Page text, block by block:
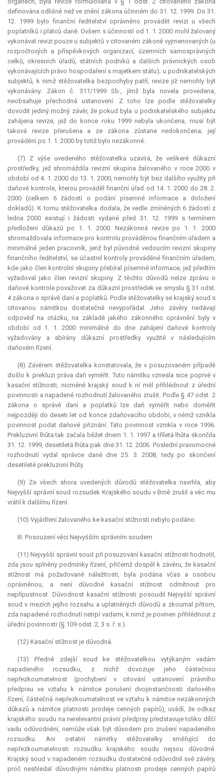
definována odlišně než ve znění zákona účinném do 31. 12. 1999. Do 31.
12. 1999 bylo finanční ředitelství oprávněno provádět revizi u všech
poplatníků i plátců daně. Ovšem s účinností od 1. 1. 2000 mohl žalovaný
vykonávat revizi pouze u subjektů v citovaném zákoně vyjmenovaných (u
rozpočtových a příspěvkových organizací, územních samosprávných
celků, okresních úřadů, státních podniků a dalších právnických osob
vykonávajících právo hospodaření s majetkem státu); u podnikatelských
subjektů, k nimž stěžovatelka bezpochyby patří, revize již nemohly být
vykonávány. Zákon č. 311/1999 Sb., jímž byla novela provedena,
neobsahuje přechodná ustanovení. Z toho lze podle stěžovatelky
dovodit jediný možný závěr, že pokud byla u podnikatelského subjektu
zahájena revize, jež do konce roku 1999 nebyla ukončena, musí být
taková revize přerušena a ze zákona zůstane nedokončena; její
provádění po 1. 1. 2000 by totiž bylo nezákonné.
(7) Z výše uvedeného stěžovatelka uzavírá, že veškeré důkazní
prostředky, jež shromáždila revizní skupina žalovaného v roce 2000 v
období od 4. 1. 2000 do 13. 1. 2000, nemohly být bez dalšího využity při
daňové kontrole, kterou prováděl finanční úřad od 14. 1. 2000 do 28. 2.
2000 (celkem 6 žádostí o podání písemné informace a doložení
dokladů). K tomu stěžovatelka dodala, že vedle zmíněných 6 žádostí z
ledna 2000 existují i žádosti vydané před 31. 12. 1999 s termínem
předložení důkazů po 1. 1. 2000. Nezákonná revize po 1. 1. 2000
shromažďovala informace pro kontrolu prováděnou finančním úřadem a
minimálně jeden pracovník, jenž byl původně vedoucím revizní skupiny
finančního ředitelství, se účastnil kontroly prováděné finančním úřadem,
kde jako člen kontrolní skupiny přebíral písemné informace, jež předtím
vyžadoval jako člen revizní skupiny. Z těchto důvodů nelze zprávu o
daňové kontrole považovat za důkazní prostředek ve smyslu § 31 odst.
4 zákona o správě daní a poplatků. Podle stěžovatelky se krajský soud s
citovanou námitkou dostatečně nevypořádal. Jeho závěry nedávají
odpověď na otázku, na základě jakého zákonného oprávnění byly v
období od 1. 1. 2000 minimálně do dne zahájení daňové kontroly
vyžadovány a sbírány důkazní prostředky využité v následujícím
daňovém řízení.
(8) Závěrem stěžovatelka konstatovala, že v posuzovaném případě
došlo k prekluzi práva daň vyměřit. Tuto námitku vznesla sice poprvé v
kasační stížnosti, nicméně krajský soud k ní měl přihlédnout z úřední
povinnosti a napadené rozhodnutí žalovaného zrušit. Podle § 47 odst. 2
zákona o správě daní a poplatků lze daň vyměřit nebo doměřit
nejpozději do deseti let od konce zdaňovacího období, v němž vznikla
povinnost podat daňové přiznání. Tato povinnost vznikla v roce 1996.
Prekluzivní lhůta tak začala běžet dnem 1. 1. 1997 a tříletá lhůta skončila
31. 12. 1999, desetiletá lhůta pak dne 31. 12. 2006. Poslední pravomocné
rozhodnutí vydal správce daně dne 25. 3. 2008, tedy po skončení
desetileté prekluzivní lhůty.
(9) Ze všech shora uvedených důvodů stěžovatelka navrhla, aby
Nejvyšší správní soud rozsudek Krajského soudu v Brně zrušil a věc mu
vrátil k dalšímu řízení.
(10) Vyjádření žalovaného ke kasační stížnosti nebylo podáno.
III. Posouzení věci Nejvyšším správním soudem
(11) Nejvyšší správní soud při posuzování kasační stížnosti hodnotil,
zda jsou splněny podmínky řízení, přičemž dospěl k závěru, že kasační
stížnost má požadované náležitosti, byla podána včas a osobou
oprávněnou, a není důvodné kasační stížnost odmítnout pro
nepřípustnost. Důvodnost kasační stížnosti posoudil Nejvyšší správní
soud v mezích jejího rozsahu a uplatněných důvodů a zkoumal přitom,
zda napadené rozhodnutí netrpí vadami, k nimž je povinen přihlédnout z
úřední povinnosti (§ 109 odst. 2, 3 s. ř. s.).
(12) Kasační stížnost je důvodná.
(13) Předně zdejší soud ke stěžovatelkou vytýkaným vadám
napadeného rozsudku, z nichž dovozuje jeho částečnou
nepřezkoumatelnost (pochybení v citování ustanovení právního
předpisu ve vztahu k námitce porušení dvojinstančnosti daňového
řízení, částečná nepřezkoumatelnost ve vztahu k námitce nezákonných
důkazů a námitce platnosti prodeje cenných papírů), uvádí, že odkaz
krajského soudu na nerelevantní právní předpisy představuje toliko dílčí
vadu odůvodnění, nemůže však být důvodem pro zrušení napadeného
rozsudku. Ani ostatní námitky stěžovatelky směřující do
nepřezkoumatelnosti rozsudku krajského soudu nejsou důvodné.
Krajský soud v napadeném rozsudku dostatečně odůvodnil své závěry,
proč neshledal důvodnými námitku platnosti prodeje cenných papírů